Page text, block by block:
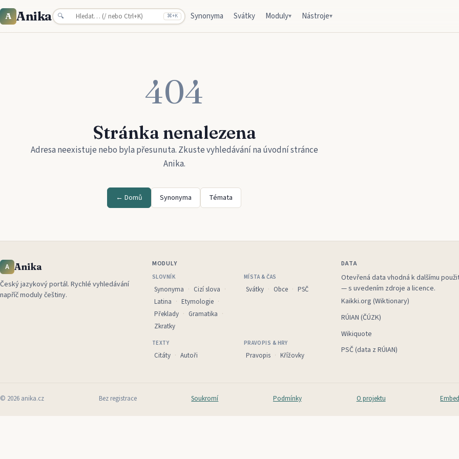
A Anika 🔍 ⌘+K Synonyma Svátky Moduly▾ Nástroje▾
404
Stránka nenalezena
Adresa neexistuje nebo byla přesunuta. Zkuste vyhledávání na úvodní stránce
Anika.
← Domů Synonyma Témata
A Anika
Český jazykový portál. Rychlé vyhledávání
napříč moduly češtiny.
MODULY
SLOVNÍK
Synonyma
Cizí slova
Latina
Etymologie
Překlady
Gramatika
Zkratky
MÍSTA & ČAS
Svátky Obce PSČ
TEXTY
Citáty Autoři
PRAVOPIS & HRY
Pravopis Křížovky
DATA
Otevřená data vhodná k dalšímu
— s uvedením zdroje a licence.
Kaikki.org (Wiktionary)
RÚIAN (ČÚZK)
Wikiquote
PSČ (data z RÚIAN)
© 2026 anika.cz Bez registrace Soukromí Podmínky O projektu